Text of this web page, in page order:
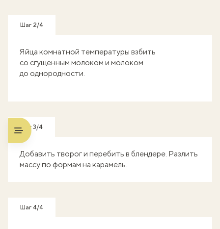
Шаг 2/4
Яйца комнатной температуры взбить
со сгущенным молоком и молоком
до однородности.
Шаг 3/4
Добавить творог и перебить в блендере. Разлить
массу по формам на карамель.
Шаг 4/4